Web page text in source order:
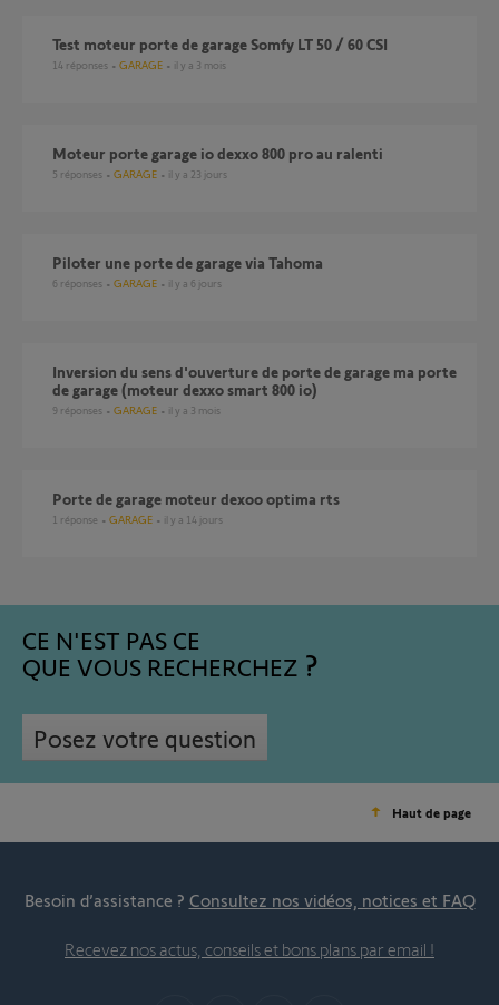
Test moteur porte de garage Somfy LT 50 / 60 CSI
14 réponses GARAGE il y a 3 mois
Moteur porte garage io dexxo 800 pro au ralenti
5 réponses GARAGE il y a 23 jours
Piloter une porte de garage via Tahoma
6 réponses GARAGE il y a 6 jours
inversion du sens d'ouverture de porte de garage ma porte
de garage (moteur dexxo smart 800 io)
9 réponses GARAGE il y a 3 mois
Porte de garage moteur dexoo optima rts
1 réponse GARAGE il y a 14 jours
CE N'EST PAS CE
QUE VOUS RECHERCHEZ
Posez votre question
Haut de page
Besoin d’assistance ? Consultez nos vidéos, notices et FAQ
Recevez nos actus, conseils et bons plans par email !